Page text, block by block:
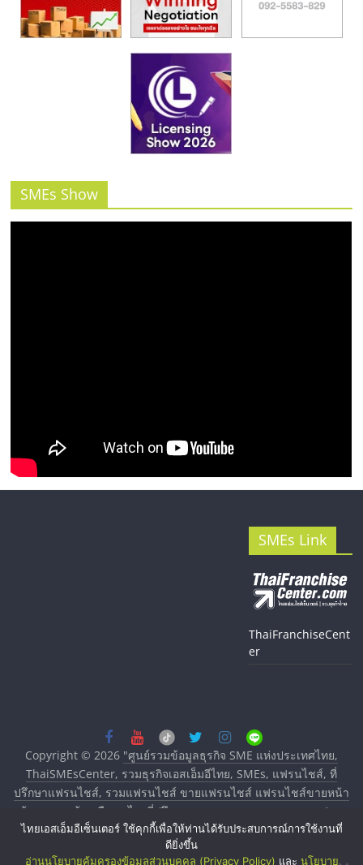
SMEs Show
SMEs Link
ThaiFranchiseCent
er
Copyright © 2026 "ศูนย์รวมข้อมูลธุรกิจ SME แห่งประเทศไทย,
ThaiSMEsCenter, รวมธุรกิจเอสเอ็มอีไทย, SMEs, แฟรนไชส์, ที่
ปรึกษาแฟรนไชส์, รวมแฟรนไชส์ ขายแฟรนไชส์ แฟรนไชส์ขายหน้า
บ้าน ลงทุนน้อย คืนทุนไว, ที่ปรึกษาการลงทุนและขยายสาขาแฟรน
ไชส์, ศูนย์รวมแฟรนไชส์ พร้อมทำเลสำหรับเปิดร้าน ปรึกษาฟรี,
บริการพัฒนาระบบแฟรนไชส์"
ไทยเอสเอ็มอีเซ็นเตอร์ ใช้คุกกี้เพื่อให้ท่านได้รับประสบการณ์การใช้งานที่
ดียิ่งขึ้น
อ่านนโยบายคุ้มครองข้อมูลส่วนบุคคล (Privacy Policy) และ นโยบาย